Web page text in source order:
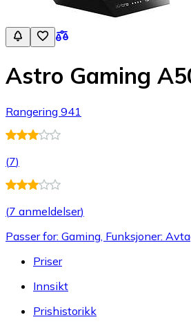
Astro Gaming
Rangering 941
(7)
(7 anmeldelser)
Passer for: Gaming, Funksjoner:
Priser
Innsikt
Prishistorikk